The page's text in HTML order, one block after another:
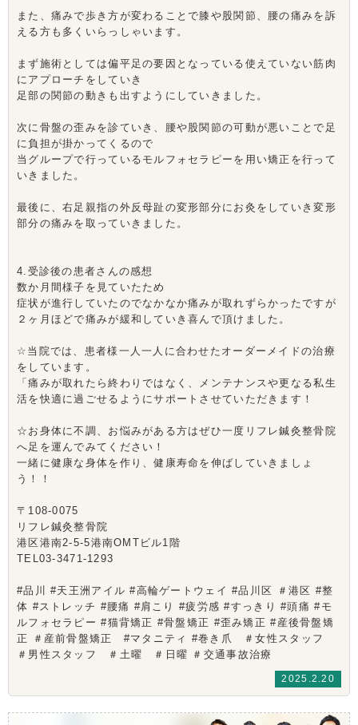
また、痛みで歩き方が変わることで膝や股関節、腰の痛みを訴
える方も多くいらっしゃいます。
まず施術としては偏平足の要因となっている使えていない筋肉
にアプローチをしていき
足部の関節の動きも出すようにしていきました。
次に骨盤の歪みを診ていき、腰や股関節の可動が悪いことで足
に負担が掛かってくるので
当グループで行っているモルフォセラピーを用い矯正を行って
いきました。
最後に、右足親指の外反母趾の変形部分にお灸をしていき変形
部分の痛みを取っていきました。
4.受診後の患者さんの感想
数か月間様子を見ていたため
症状が進行していたのでなかなか痛みが取れずらかったですが
２ヶ月ほどで痛みが緩和していき喜んで頂けました。
☆当院では、患者様一人一人に合わせたオーダーメイドの治療
をしています。
「痛みが取れたら終わりではなく、メンテナンスや更なる私生
活を快適に過ごせるようにサポートさせていただきます！
☆お身体に不調、お悩みがある方はぜひ一度リフレ鍼灸整骨院
へ足を運んでみてください！
一緒に健康な身体を作り、健康寿命を伸ばしていきましょ
う！！
〒108-0075
リフレ鍼灸整骨院
港区港南2-5-5港南OMTビル1階
TEL03-3471-1293
#品川 #天王洲アイル #高輪ゲートウェイ #品川区 ＃港区 #整
体 #ストレッチ #腰痛 #肩こり #疲労感 #すっきり #頭痛 #モ
ルフォセラピー #猫背矯正 #骨盤矯正 #歪み矯正 #産後骨盤矯
正 ＃産前骨盤矯正 #マタニティ #巻き爪 ＃女性スタッフ
＃男性スタッフ ＃土曜 ＃日曜 ＃交通事故治療
2025.2.20